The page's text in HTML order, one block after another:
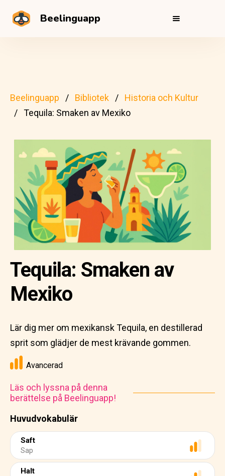
Beelinguapp
Beelinguapp Bibliotek
Historia och Kultur
Tequila: Smaken av Mexiko
Huvudvokabulär
Saft
Sap
Halt
Tequila: Smaken av
Mexiko
Lär dig mer om mexikansk Tequila, en destillerad
sprit som glädjer de mest krävande gommen.
Avancerad
Läs och lyssna på denna
berättelse på Beelinguapp!